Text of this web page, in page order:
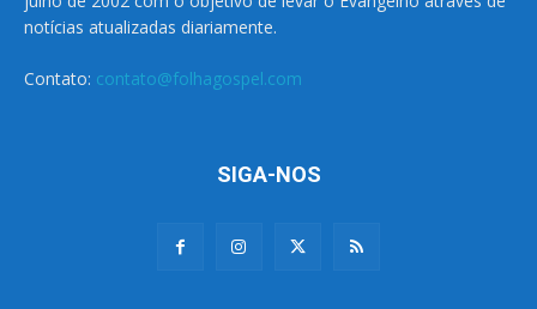
notícias atualizadas diariamente.
Contato: contato@folhagospel.com
SIGA-NOS